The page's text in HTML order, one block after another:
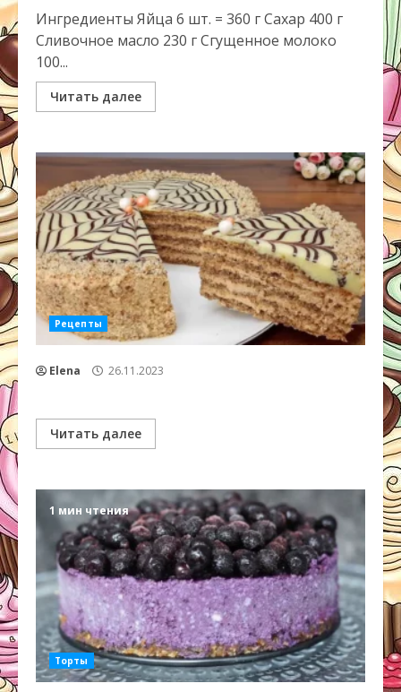
Ингредиенты Яйца 6 шт. = 360 г Сахар 400 г
Сливочное масло 230 г Сгущенное молоко
100...
Читать далее
Рецепты
Elena 26.11.2023
Читать далее
1 мин чтения
Торты